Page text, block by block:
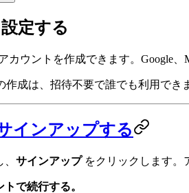
定する
カウントを作成できます。Google
作成は、招待不要で誰でも利用で
インアップする
サインアップをクリックします。
で続行する。